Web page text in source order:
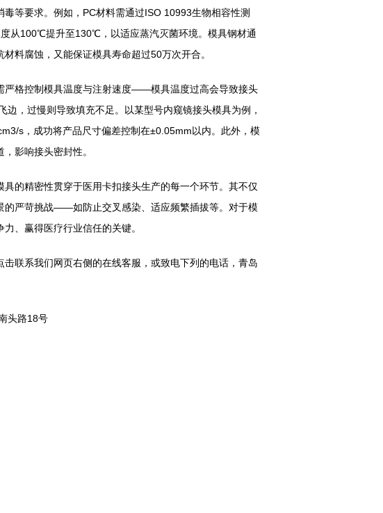
等要求。例如，PC材料需通过ISO 10993生物相容性测
从100℃提升至130℃，以适应蒸汽灭菌环境。模具钢材通
料腐蚀，又能保证模具寿命超过50万次开合。
格控制模具温度与注射速度——模具温度过高会导致接头
，过慢则导致填充不足。以某型号内窥镜接头模具为例，
s，成功将产品尺寸偏差控制在±0.05mm以内。此外，模
影响接头密封性。
精密性贯穿于医用卡扣接头生产的每一个环节。其不仅
的严苛挑战——如防止交叉感染、适应频繁插拔等。对于模
、赢得医疗行业信任的关键。
系我们网页右侧的在线客服，或致电下列的电话，青岛
头路18号